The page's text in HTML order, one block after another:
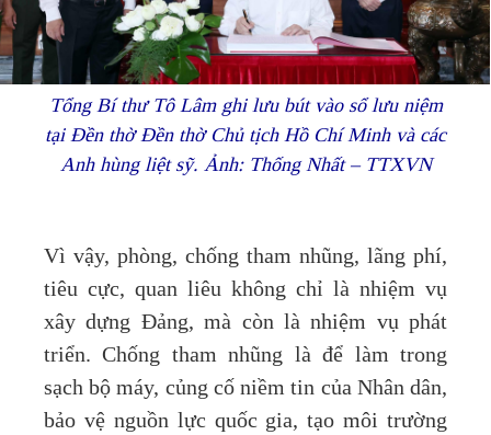
Tổng Bí thư Tô Lâm ghi lưu bút vào sổ lưu niệm
tại Đền thờ Đền thờ Chủ tịch Hồ Chí Minh và các
Anh hùng liệt sỹ. Ảnh: Thống Nhất – TTXVN
Vì vậy, phòng, chống tham nhũng, lãng phí,
tiêu cực, quan liêu không chỉ là nhiệm vụ
xây dựng Đảng, mà còn là nhiệm vụ phát
triển. Chống tham nhũng là để làm trong
sạch bộ máy, củng cố niềm tin của Nhân dân,
bảo vệ nguồn lực quốc gia, tạo môi trường